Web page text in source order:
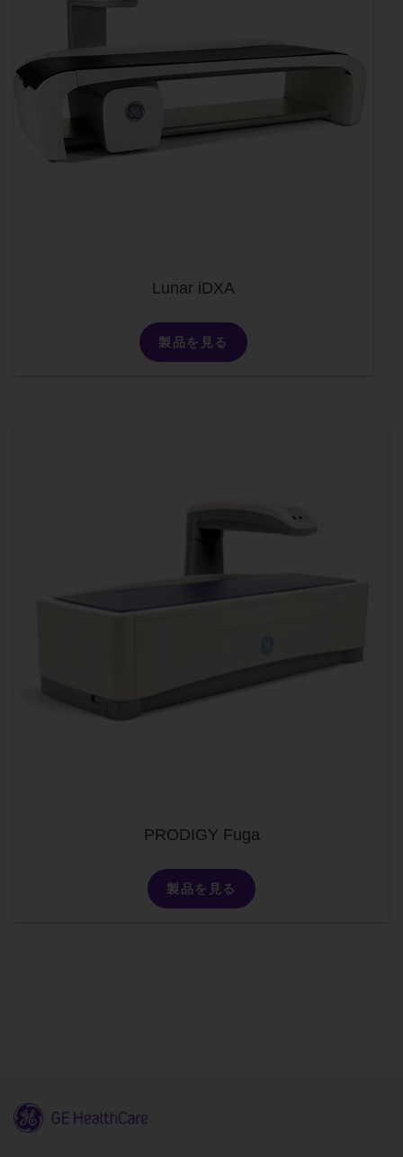
Lunar iDXA
製品を見る
PRODIGY Fuga
製品を見る